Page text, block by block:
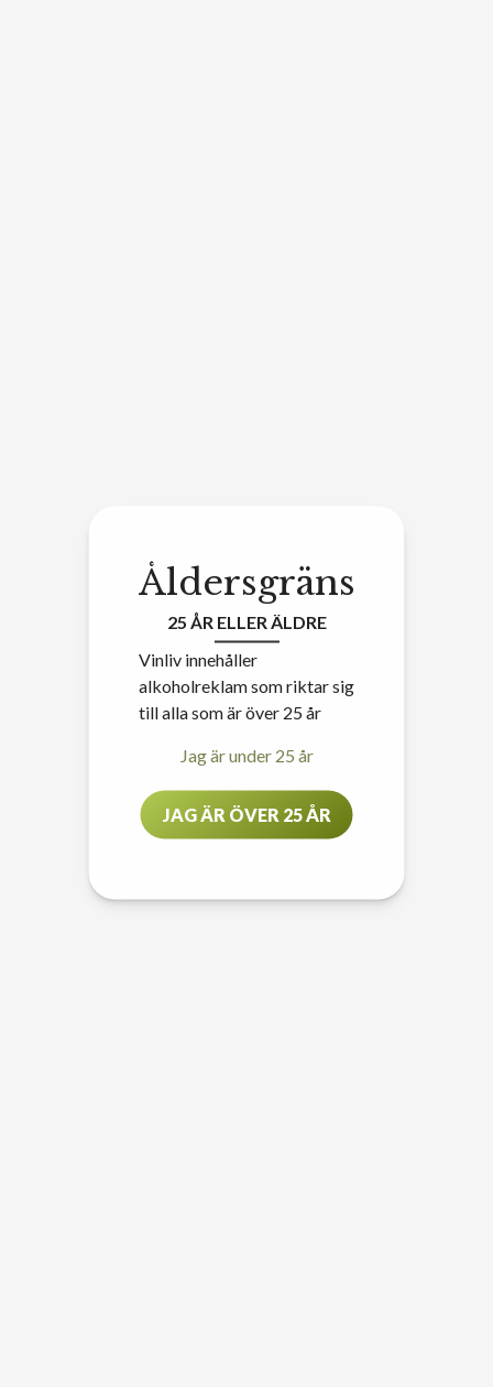
Åldersgräns
25 ÅR ELLER ÄLDRE
Vinliv innehåller
alkoholreklam som riktar sig
till alla som är över 25 år
Jag är under 25 år
JAG ÄR ÖVER 25 ÅR